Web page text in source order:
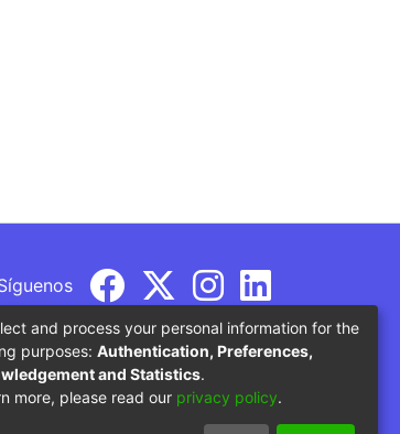
del Ministerio de Educación
and process your personal information for the
purposes: Authentication, Preferences,
and Statistics.
more, please read our privacy policy.